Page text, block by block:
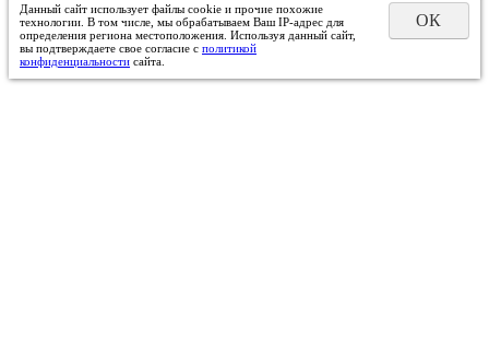
Данный сайт использует файлы cookie и прочие похожие
технологии. В том числе, мы обрабатываем Ваш IP-адрес для
определения региона местоположения. Используя данный сайт,
вы подтверждаете свое согласие с политикой
конфиденциальности сайта.
ОК